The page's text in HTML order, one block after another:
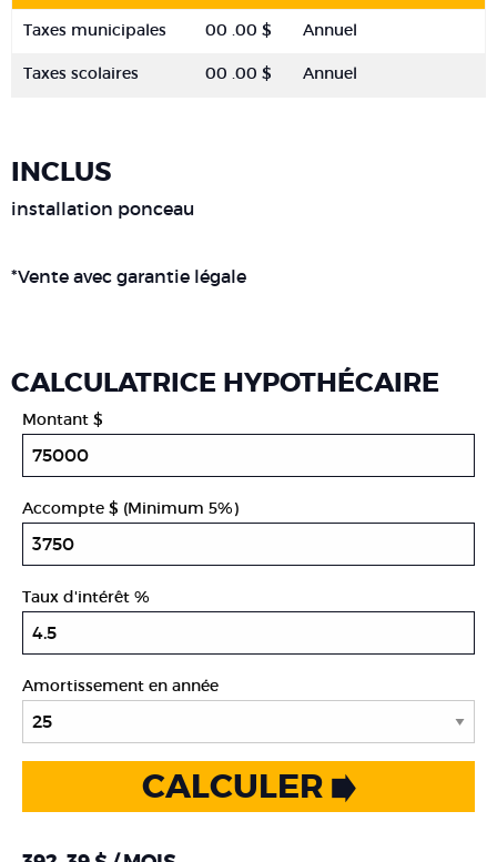
Taxes municipales 00 .00 $ Annuel
Taxes scolaires 00 .00 $ Annuel
INCLUS
installation ponceau
*Vente avec garantie légale
CALCULATRICE HYPOTHÉCAIRE
Montant $
Accompte $ (Minimum 5%)
Taux d'intérêt %
Amortissement en année
CALCULER